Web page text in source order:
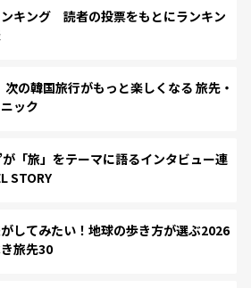
キング 読者の投票をもとにランキン
の韓国旅行がもっと楽しくなる 旅先・
ック
「旅」をテーマに語るインタビュー連
STORY
してみたい！地球の歩き方が選ぶ2026
旅先30